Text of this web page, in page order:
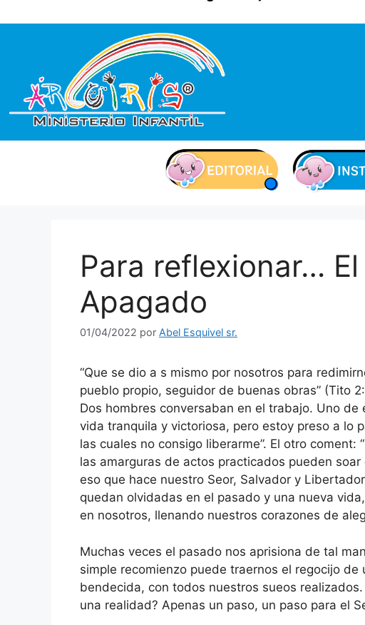
Para reflexionar…
Apagado
01/04/2022 por Abel Esquivel sr.
“Que se dio a s mismo por nosotros para
pueblo propio, seguidor de buenas obras” (Tito
Dos hombres conversaban en el trabajo. Uno de
vida tranquila y victoriosa, pero estoy preso a lo
las cuales no consigo liberarme”. El otro
las amarguras de actos practicados pueden
eso que hace nuestro Seor, Salvador y
quedan olvidadas en el pasado y una nueva
en nosotros, llenando nuestros corazones de
Muchas veces el pasado nos aprisiona de tal
simple recomienzo puede traernos el regocijo
bendecida, con todos nuestros sueos
una realidad? Apenas un paso, un paso para el